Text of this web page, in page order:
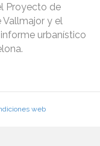
Proyecto de
Vallmajor y el
urbanístico
web